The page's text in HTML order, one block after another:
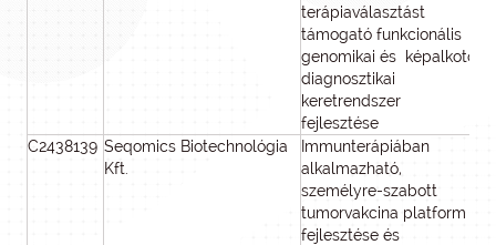
terápiaválasztást
támogató funkcionális
genomikai és képalkotó
diagnosztikai
keretrendszer
fejlesztése
C2438139 Seqomics Biotechnológia
Kft.
Immunterápiában
alkalmazható,
személyre-szabott
tumorvakcina platform
fejlesztése és